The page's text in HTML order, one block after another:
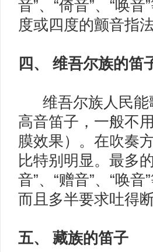
音”、“倚音”、“唤
度或四度的颤音指法
四、 维吾尔族的笛
维吾尔族人民能
高音笛子，一般不
膜效果）。在吹奏
比特别明显。最多
音”、“赠音”、“唤
而且多半要求吐得
五、 藏族的笛子